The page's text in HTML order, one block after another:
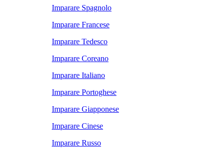
Imparare Spagnolo
Imparare Francese
Imparare Tedesco
Imparare Coreano
Imparare Italiano
Imparare Portoghese
Imparare Giapponese
Imparare Cinese
Imparare Russo